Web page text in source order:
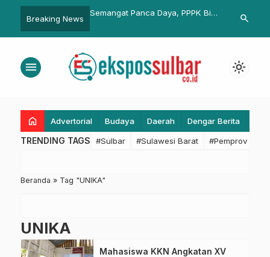
Breaking News
Akmal Berharap
Dewata Lebih
Semangat Panca Daya, PPPK Biro
kepada Masyarakat
Nawawi
search
menu light_mode
home Advertorial Budaya Daerah Dengar Berita
TRENDING TAGS #Sulbar #Sulawesi Barat #Pemprov
Beranda » Tag "UNIKA"
UNIKA
Mahasiswa KKN Angkatan XV